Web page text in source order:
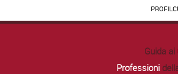
PROFIL
Guida ai
Professioni